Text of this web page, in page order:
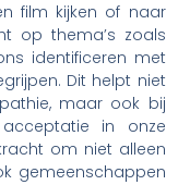
film kijken of naar
op thema’s zoals
identificeren met
Dit helpt niet
maar ook bij
in onze
om niet alleen
gemeenschappen